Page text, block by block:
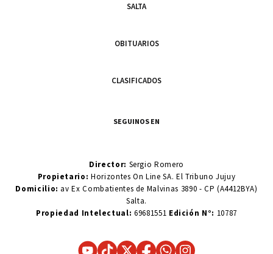
SALTA
OBITUARIOS
CLASIFICADOS
SEGUINOS EN
Director: Sergio Romero
Propietario:Horizontes On Line SA. El Tribuno Jujuy
Domicilio: av Ex Combatientes de Malvinas 3890 - CP (A4412BYA)
Salta.
Propiedad Intelectual: 69681551 Edición N°: 10787